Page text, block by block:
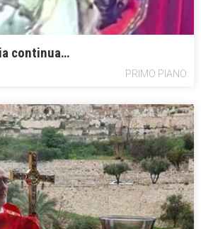
continua…
PRIMO PIANO